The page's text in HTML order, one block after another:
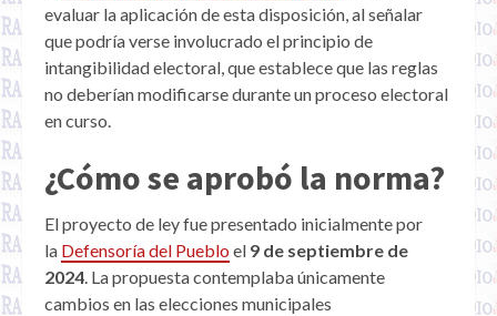
evaluar la aplicación de esta disposición, al señalar
que podría verse involucrado el principio de
intangibilidad electoral, que establece que las reglas
no deberían modificarse durante un proceso electoral
en curso.
¿Cómo se aprobó la norma?
El proyecto de ley fue presentado inicialmente por
la Defensoría del Pueblo el 9 de septiembre de
2024. La propuesta contemplaba únicamente
cambios en las elecciones municipales